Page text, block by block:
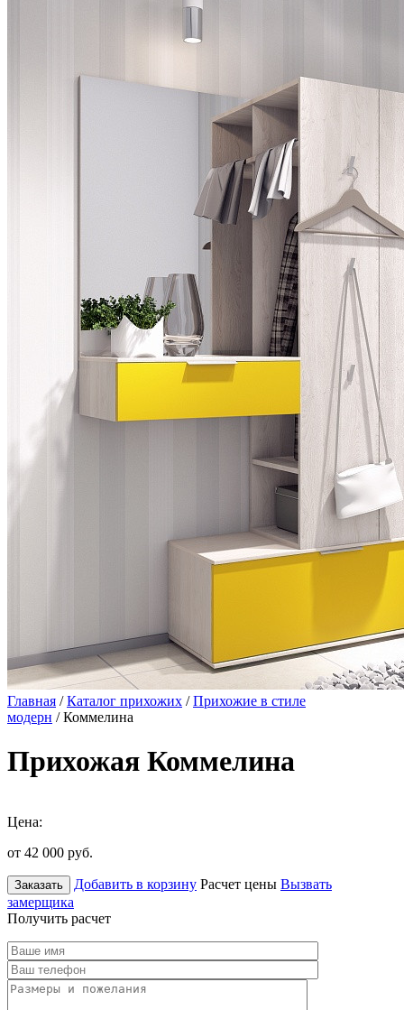
Главная /Каталог прихожих /Прихожие в стиле
модерн / Коммелина
Прихожая Коммелина
Цена:
от 42 000 руб.
Заказать Добавить в корзину Расчет цены Вызвать
замерщика
Получить расчет